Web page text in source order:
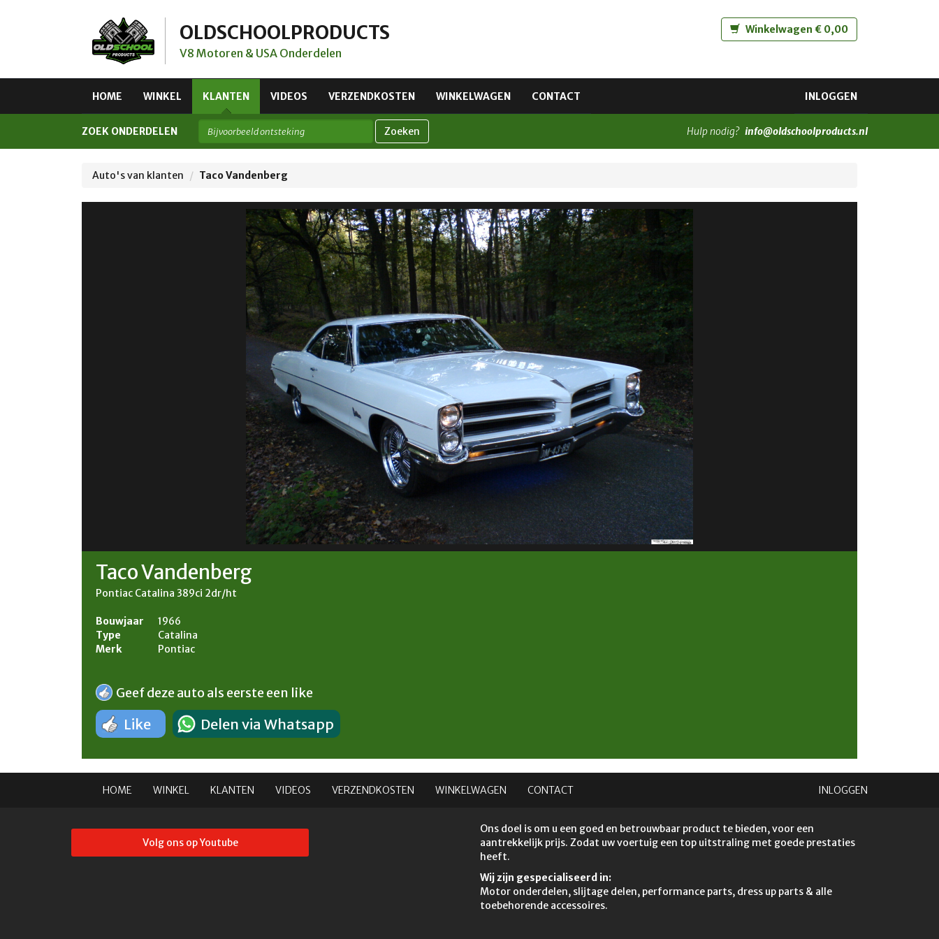
OLDSCHOOLPRODUCTS
V8 Motoren & USA Onderdelen
Winkelwagen € 0,00
HOME WINKEL KLANTEN VIDEOS VERZENDKOSTEN WINKELWAGEN CONTACT INLOGGEN
ZOEK ONDERDELEN Zoeken Hulp nodig? info@oldschoolproducts.nl
Auto's van klanten Taco Vandenberg
Taco Vandenberg
Pontiac Catalina 389ci 2dr/ht
Bouwjaar
1966
Type
Catalina
Merk
Pontiac
Geef deze auto als eerste een like
Like Delen via Whatsapp
HOME WINKEL KLANTEN VIDEOS VERZENDKOSTEN WINKELWAGEN CONTACT INLOGGEN
Volg ons op Youtube
Ons doel is om u een goed en betrouwbaar product te bieden, voor een
aantrekkelijk prijs. Zodat uw voertuig een top uitstraling met goede prestaties
heeft.
Wij zijn gespecialiseerd in:
Motor onderdelen, slijtage delen, performance parts, dress up parts & alle
toebehorende accessoires.